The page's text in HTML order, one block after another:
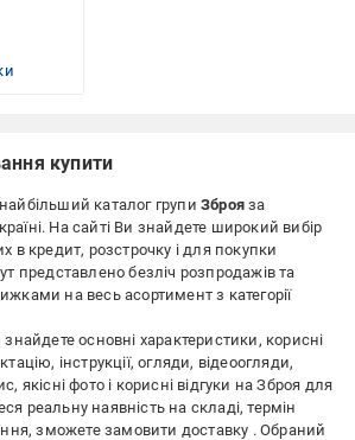
купити
каталог групи Зброяза
На сайті Ви знайдете широкий вибір
в кредит, розстрочку і для покупки
представлено безліч розпродажів та
на весь асортимент з категорії
знайдете основні характеристики, корисні
інструкції, огляди, відеоогляди,
якісні фото і корисні відгуки на Зброя для
реальну наявність на складі, термін
зможете замовити доставку . Обраний